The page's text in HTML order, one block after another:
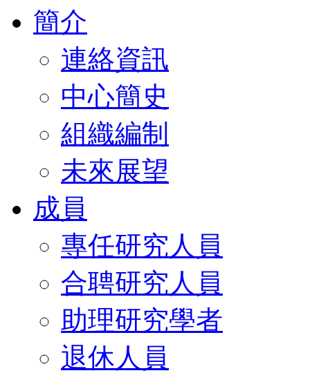
簡介
連絡資訊
中心簡史
組織編制
未來展望
成員
專任研究人員
合聘研究人員
助理研究學者
退休人員